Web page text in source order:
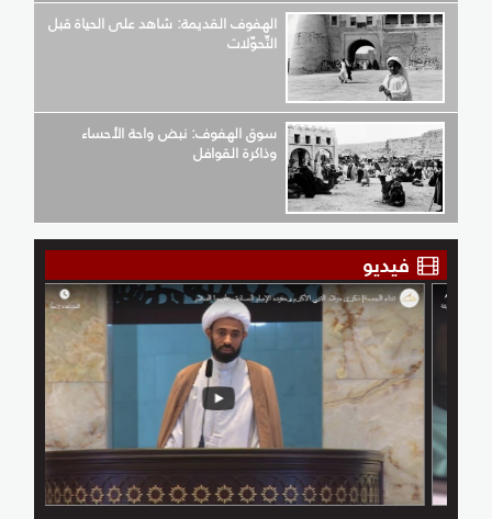
الهفوف القديمة: شاهد على الحياة قبل
التّحوّلات
سوق الهفوف: نبض واحة الأحساء
وذاكرة القوافل
فيديو